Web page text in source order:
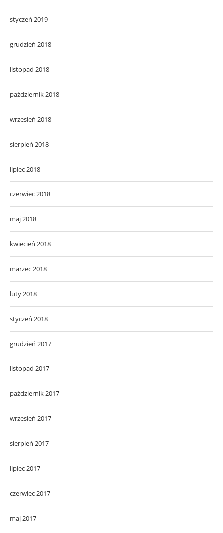
styczeń 2019
grudzień 2018
listopad 2018
październik 2018
wrzesień 2018
sierpień 2018
lipiec 2018
czerwiec 2018
maj 2018
kwiecień 2018
marzec 2018
luty 2018
styczeń 2018
grudzień 2017
listopad 2017
październik 2017
wrzesień 2017
sierpień 2017
lipiec 2017
czerwiec 2017
maj 2017